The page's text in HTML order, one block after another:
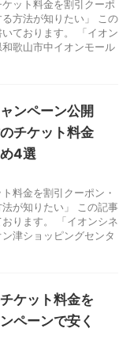
ケット料金を割引クーポ
方法が知りたい」 この
ております。 「イオン
歌山市中イオンモール
ンペーン公開
チケット料金
4選
料金を割引クーポン・
が知りたい」 この記事
ります。 「イオンシネ
津ショッピングセンタ
ケット料金を
ペーンで安く